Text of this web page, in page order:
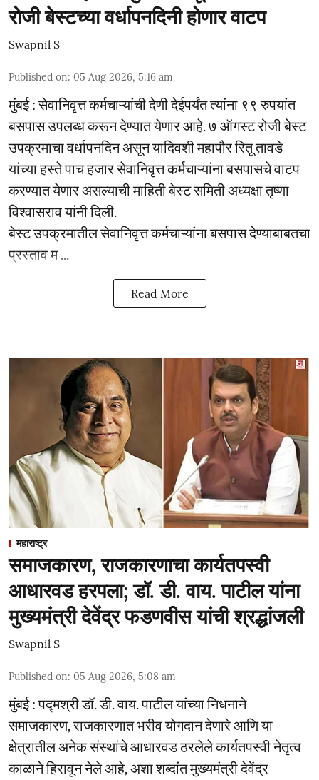
रोजी बेस्टच्या वर्धापनदिनी होणार वाटप
Swapnil S
Published on: 05 Aug 2026, 5:16 am
मुंबई : सेवानिवृत्त कर्मचाऱ्यांची देणी देईपर्यंत त्यांना ९९ रुपयांत
बसपास उपलब्ध करून देण्यात येणार आहे. ७ ऑगस्ट रोजी बेस्ट
उपक्रमाचा वर्धापनदिन असून यादिवशी महापौर रितू तावडे
यांच्या हस्ते पाच हजार सेवानिवृत्त कर्मचाऱ्यांना बसपासचे वाटप
करण्यात येणार असल्याची माहिती बेस्ट समिती अध्यक्षा तृष्णा
विश्वासराव यांनी दिली.
बेस्ट उपक्रमातील सेवानिवृत्त कर्मचाऱ्यांना बसपास देण्याबाबतचा
प्रस्ताव म ...
Read More
महाराष्ट्र
समाजकारण, राजकारणाचा कार्यतपस्वी
आधारवड हरपला; डॉ. डी. वाय. पाटील यांना
मुख्यमंत्री देवेंद्र फडणवीस यांची श्रद्धांजली
Swapnil S
Published on: 05 Aug 2026, 5:08 am
मुंबई : पद्मश्री डॉ. डी. वाय. पाटील यांच्या निधनाने
समाजकारण, राजकारणात भरीव योगदान देणारे आणि या
क्षेत्रातील अनेक संस्थांचे आधारवड ठरलेले कार्यतपस्वी नेतृत्व
काळाने हिरावून नेले आहे, अशा शब्दांत मुख्यमंत्री देवेंद्र